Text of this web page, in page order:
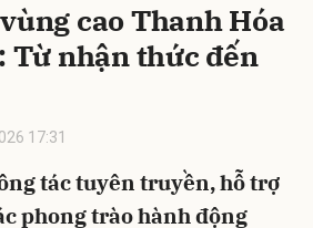
cao Thanh Hóa
Từ nhận thức đến
17:31
tác tuyên truyền, hỗ trợ
phong trào hành động